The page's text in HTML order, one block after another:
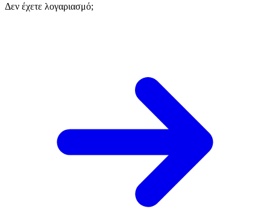
Δεν έχετε λογαριασμό;